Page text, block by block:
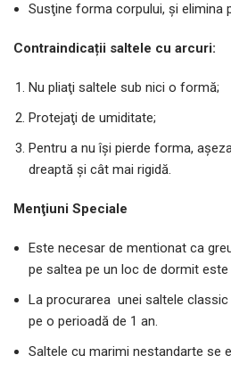
Susţine forma corpului, şi elimina
Contraindicații saltele cu arcuri:
Nu pliaţi saltele sub nici o formă;
Protejaţi de umiditate;
Pentru a nu îşi pierde forma,
dreaptă şi cât mai rigidă.
Menţiuni Speciale
Este necesar de mentionat ca
pe saltea pe un loc de dormit
La procurarea unei saltele
pe o perioadă de 1 an.
Saltele cu marimi nestandarte se